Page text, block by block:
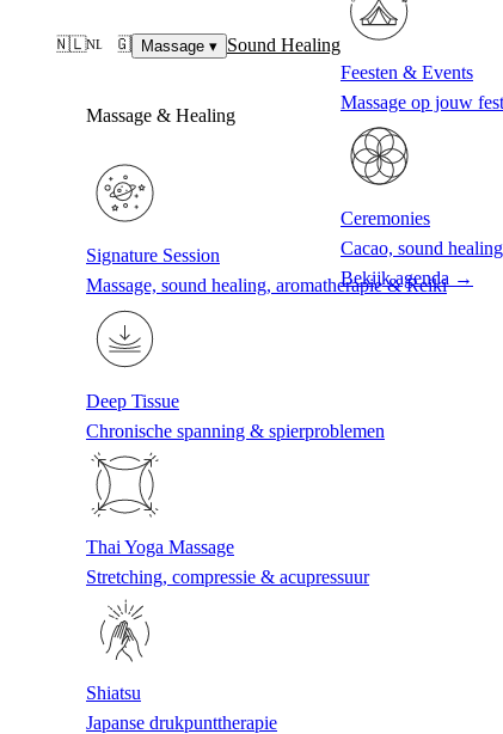
🇳🇱NL 🇬🇧EN
Massage ▾ Sound Healing
Feesten & Events
Massage op jouw
Ceremonies
Cacao, sound
Bekijk agenda →
Massage & Healing
Signature Session
Massage, sound healing, aromatherapie & Reiki
Deep Tissue
Chronische spanning & spierproblemen
Thai Yoga Massage
Stretching, compressie & acupressuur
Shiatsu
Japanse drukpunttherapie